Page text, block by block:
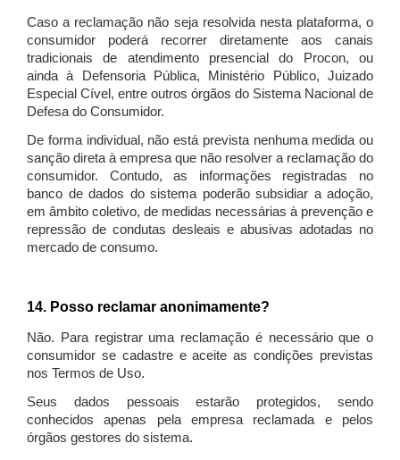
Caso a reclamação não seja resolvida nesta plataforma, o
consumidor poderá recorrer diretamente aos canais
tradicionais de atendimento presencial do Procon, ou
ainda à Defensoria Pública, Ministério Público, Juizado
Especial Cível, entre outros órgãos do Sistema Nacional de
Defesa do Consumidor.
De forma individual, não está prevista nenhuma medida ou
sanção direta à empresa que não resolver a reclamação do
consumidor. Contudo, as informações registradas no
banco de dados do sistema poderão subsidiar a adoção,
em âmbito coletivo, de medidas necessárias à prevenção e
repressão de condutas desleais e abusivas adotadas no
mercado de consumo.
14. Posso reclamar anonimamente?
Não. Para registrar uma reclamação é necessário que o
consumidor se cadastre e aceite as condições previstas
nos Termos de Uso.
Seus dados pessoais estarão protegidos, sendo
conhecidos apenas pela empresa reclamada e pelos
órgãos gestores do sistema.